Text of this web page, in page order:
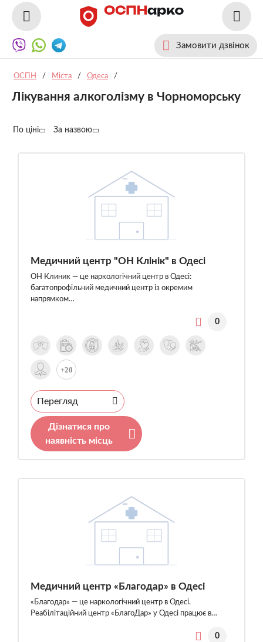
Замовити дзвінок
ОСПН / Міста / Одеса /
Лікування алкоголізму в Чорноморську
По ціні За назвою
Медичний центр "ОН Клінік" в Одесі
ОН Клиник — це наркологічний центр в Одесі:
багатопрофільний медичний центр із окремим
напрямком…
0
+20
Перегляд
Дізнатися про
наявність місць
Медичний центр «Благодар» в Одесі
«Благодар» — це наркологічний центр в Одесі.
Реабілітаційний центр «БлагоДар» у Одесі працює в…
0